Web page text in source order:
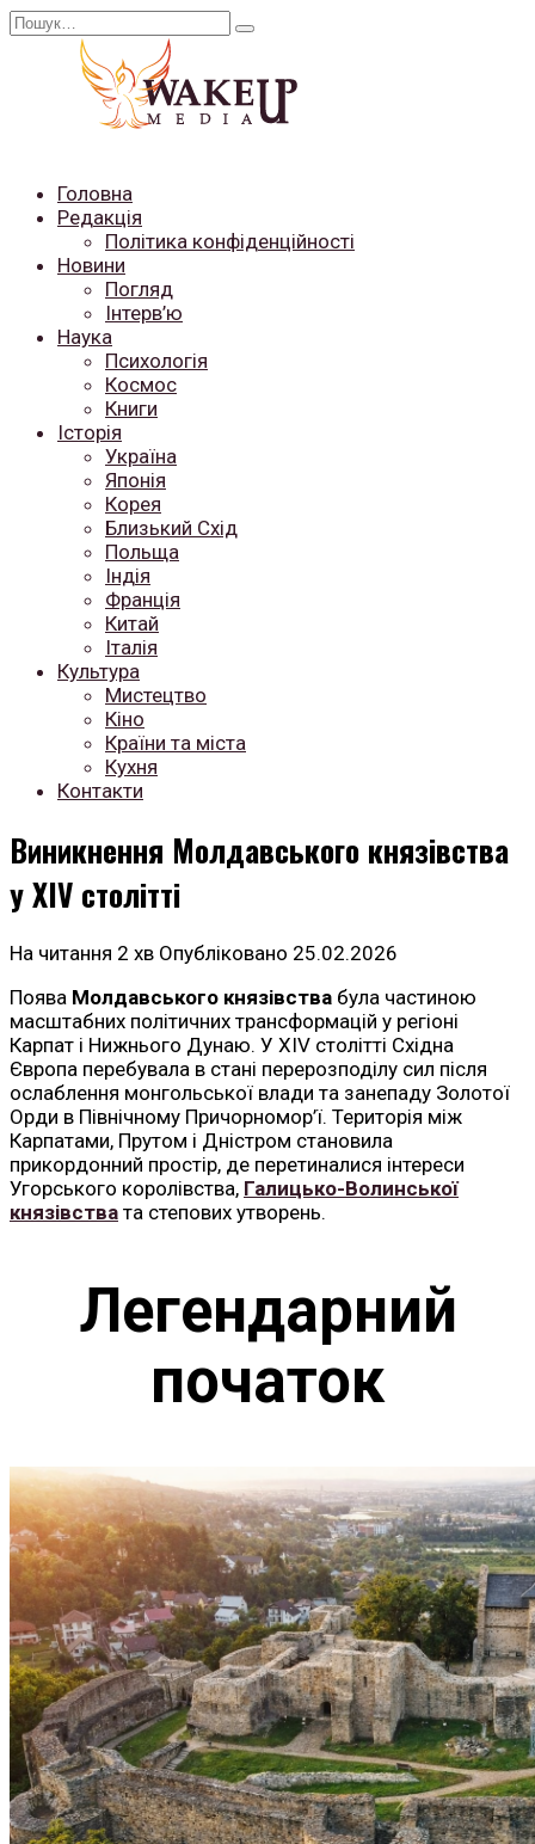
Перейти
Search
Головна
Редакція
Політика конфіденційності
Новини
Погляд
Інтерв’ю
Наука
Психологія
Космос
Книги
Історія
Україна
Японія
Корея
Близький Схід
Польща
Індія
Франція
Китай
Італія
Культура
Мистецтво
Кіно
Країни та міста
Кухня
Контакти
Виникнення Молдавського князівства
у XIV столітті
На читання 2 хв Опубліковано 25.02.2026
Поява Молдавського князівства була частиною
масштабних політичних трансформацій у регіоні
Карпат і Нижнього Дунаю. У XIV столітті Східна
Європа перебувала в стані перерозподілу сил після
ослаблення монгольської влади та занепаду Золотої
Орди в Північному Причорномор’ї. Територія між
Карпатами, Прутом і Дністром становила
прикордонний простір, де перетиналися інтереси
Угорського королівства, Галицько-Волинської
князівства та степових утворень.
Легендарний
початок